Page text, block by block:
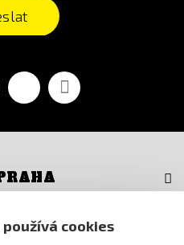
cookies
Vimeo Instagram